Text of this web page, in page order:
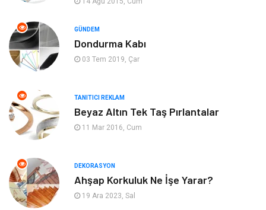
Tekstil Tatil
Hediyelik Eşya
Mobilya
Nakliyat Telekomünikasyon
Maden ve Metal
Plastik
GÜNDEM
Dondurma Kabı
03 Tem 2019, Çar
TANITICI REKLAM
Beyaz Altın Tek Taş Pırlantalar
11 Mar 2016, Cum
DEKORASYON
Ahşap Korkuluk Ne İşe Yarar?
19 Ara 2023, Sal